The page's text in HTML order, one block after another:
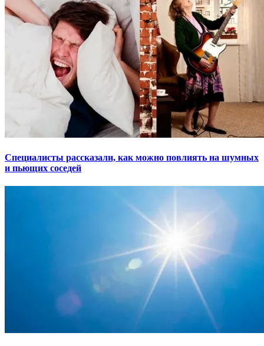
Специалисты рассказали, как можно повлиять на шумных
и пьющих соседей